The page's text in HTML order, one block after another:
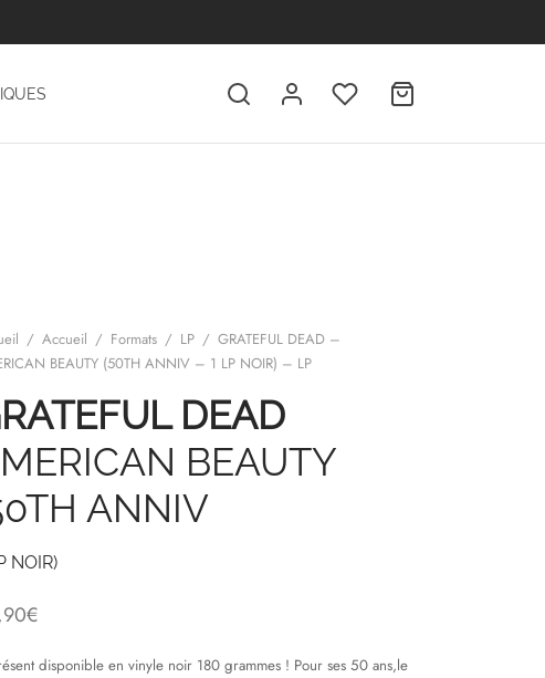
/ Accueil / Formats / LP / GRATEFUL DEAD –
BEAUTY (50TH ANNIV – 1 LP NOIR) – LP
DEAD
BEAUTY
ANNIV
NOIR)
€
disponible en vinyle noir 180 grammes ! Pour ses 50 ans,le